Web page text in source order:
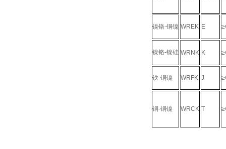
镍铬-铜镍 WREK E
镍铬-镍硅 WRNK K
铁-铜镍 WRFK J
铜-铜镍 WRCK T